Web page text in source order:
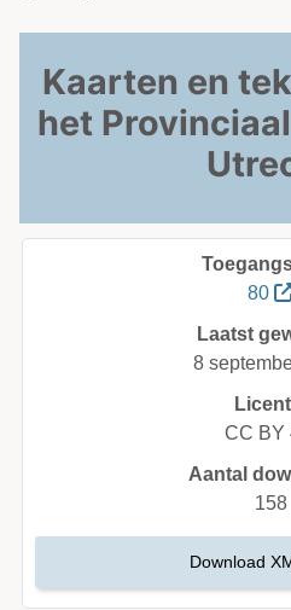
Kaarten en
het
80
Laatst
8
CC BY
Aantal
158
Download